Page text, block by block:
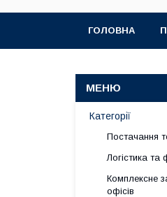
ГОЛОВНА
Категорії
Постачання
Логістика та
Комплексне
офісів